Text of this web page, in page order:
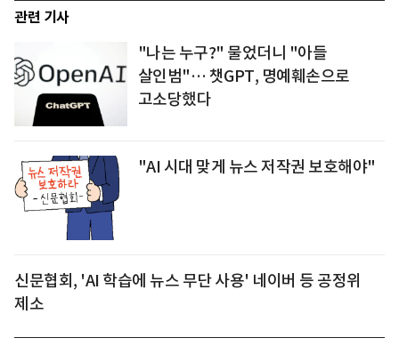
관련 기사
"나는 누구?" 물었더니 "아들
살인범"… 챗GPT, 명예훼손으로
고소당했다
"AI 시대 맞게 뉴스 저작권 보호해야"
신문협회, 'AI 학습에 뉴스 무단 사용' 네이버 등 공정위
제소